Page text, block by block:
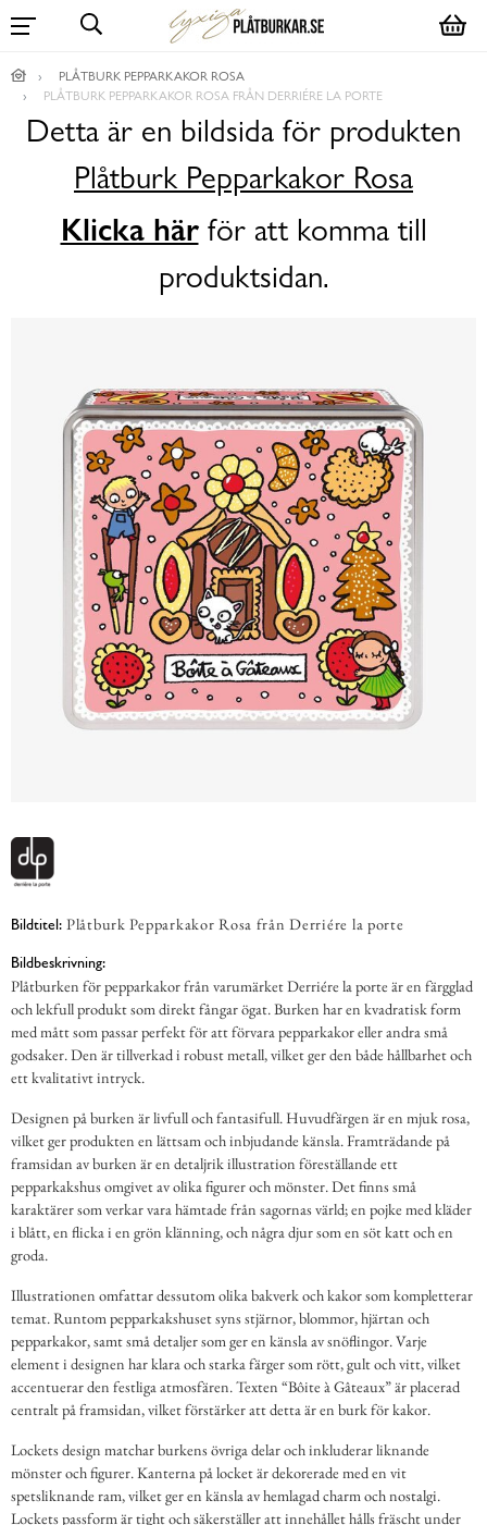
PLÅTBURK PEPPARKAKOR ROSA
PLÅTBURK PEPPARKAKOR ROSA FRÅN DERRIÉRE LA PORTE
Detta är en bildsida för produkten
Plåtburk Pepparkakor Rosa
Klicka härför att komma till
produktsidan.
Bildtitel: Plåtburk Pepparkakor Rosa från Derriére la porte
Bildbeskrivning:
Plåtburken för pepparkakor från varumärket Derriére la porte är en färgglad
och lekfull produkt som direkt fångar ögat. Burken har en kvadratisk form
med mått som passar perfekt för att förvara pepparkakor eller andra små
godsaker. Den är tillverkad i robust metall, vilket ger den både hållbarhet och
ett kvalitativt intryck.
Designen på burken är livfull och fantasifull. Huvudfärgen är en mjuk rosa,
vilket ger produkten en lättsam och inbjudande känsla. Framträdande på
framsidan av burken är en detaljrik illustration föreställande ett
pepparkakshus omgivet av olika figurer och mönster. Det finns små
karaktärer som verkar vara hämtade från sagornas värld; en pojke med kläder
i blått, en flicka i en grön klänning, och några djur som en söt katt och en
groda.
Illustrationen omfattar dessutom olika bakverk och kakor som kompletterar
temat. Runtom pepparkakshuset syns stjärnor, blommor, hjärtan och
pepparkakor, samt små detaljer som ger en känsla av snöflingor. Varje
element i designen har klara och starka färger som rött, gult och vitt, vilket
accentuerar den festliga atmosfären. Texten “Bôite à Gâteaux” är placerad
centralt på framsidan, vilket förstärker att detta är en burk för kakor.
Lockets design matchar burkens övriga delar och inkluderar liknande
mönster och figurer. Kanterna på locket är dekorerade med en vit
spetsliknande ram, vilket ger en känsla av hemlagad charm och nostalgi.
Lockets passform är tight och säkerställer att innehållet hålls fräscht under